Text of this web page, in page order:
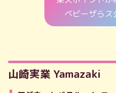
ベビーザらス
山崎実業 Yamazaki